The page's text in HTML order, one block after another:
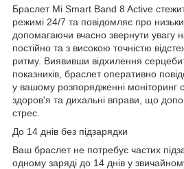
Браслет Mi Smart Band 8 Active
режимі 24/7 та повідомляє про
допомагаючи вчасно звернути увагу
постійно та з високою точністю
ритму. Виявивши відхилення
показників, браслет оперативно
у вашому розпорядженні моніторинг
здоров'я та дихальні вправи, що
стрес.
До 14 днів без підзарядки
Ваш браслет не потребує частих
одному заряді до 14 днів у